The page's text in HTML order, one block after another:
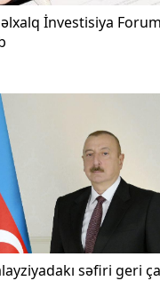
İnvestisiya
səfiri geri